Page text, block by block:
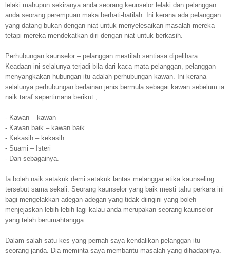
lelaki mahupun sekiranya anda seorang keunselor lelaki dan pelanggan
anda seorang perempuan maka berhati-hatilah. Ini kerana ada pelanggan
yang datang bukan dengan niat untuk menyelesaikan masalah mereka
tetapi mereka mendekatkan diri dengan niat untuk berkasih.
Perhubungan kaunselor – pelanggan mestilah sentiasa dipelihara.
Keadaan ini selalunya terjadi bila dari kaca mata pelanggan, pelanggan
menyangkakan hubungan itu adalah perhubungan kawan. Ini kerana
selalunya perhubungan berlainan jenis bermula sebagai kawan sebelum ia
naik taraf sepertimana berikut ;
- Kawan – kawan
- Kawan baik – kawan baik
- Kekasih – kekasih
- Suami – Isteri
- Dan sebagainya.
Ia boleh naik setakuk demi setakuk lantas melanggar etika kaunseling
tersebut sama sekali. Seorang kaunselor yang baik mesti tahu perkara ini
bagi mengelakkan adegan-adegan yang tidak diingini yang boleh
menjejaskan lebih-lebih lagi kalau anda merupakan seorang kaunselor
yang telah berumahtangga.
Dalam salah satu kes yang pernah saya kendalikan pelanggan itu
seorang janda. Dia meminta saya membantu masalah yang dihadapinya.